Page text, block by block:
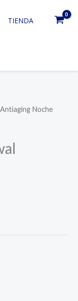
TIENDA
Noche